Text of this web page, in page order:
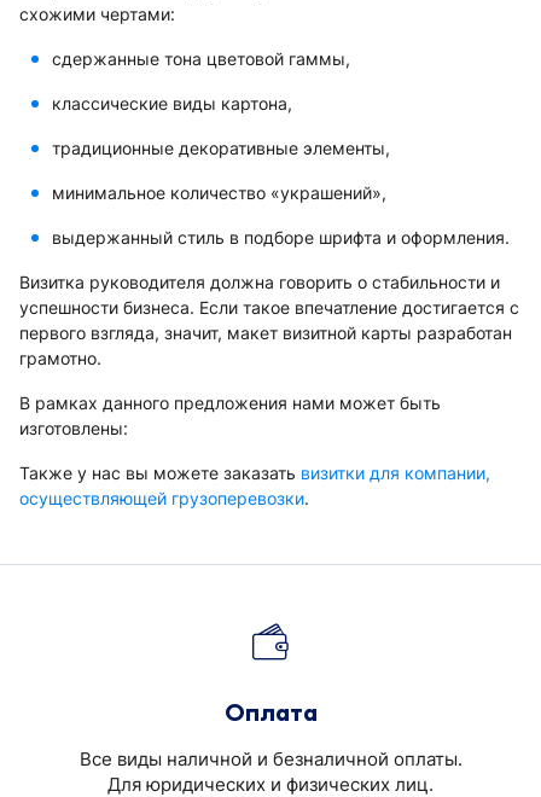
схожими чертами:
сдержанные тона цветовой гаммы,
классические виды картона,
традиционные декоративные элементы,
минимальное количество «украшений»,
выдержанный стиль в подборе шрифта и оформления.
Визитка руководителя должна говорить о стабильности и
успешности бизнеса. Если такое впечатление достигается с
первого взгляда, значит, макет визитной карты разработан
грамотно.
В рамках данного предложения нами может быть
изготовлены:
Также у нас вы можете заказать визитки для компании,
осуществляющей грузоперевозки.
Оплата
Все виды наличной и безналичной оплаты.
Для юридических и физических лиц.